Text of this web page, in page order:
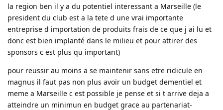
la region ben il y a du potentiel interessant a Marseille (le
president du club est a la tete d une vrai importante
entreprise d importation de produits frais de ce que j ai lu et
donc est bien implanté dans le milieu et pour attirer des
sponsors c est plus qu important)
pour reussir au moins a se maintenir sans etre ridicule en
magnus il faut pas non plus avoir un budget dementiel et
meme a Marseille c est possible je pense et si t arrive deja a
atteindre un minimun en budget grace au partenariat-